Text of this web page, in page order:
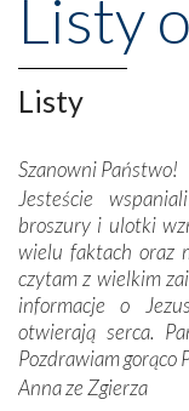
wznoszono na
niepodległość
misterna
wspaniałe
budowniczych.
Podążyliśmy też
dos Santos oraz
Modliliśmy się
Krzyżową w ich
domy, w których
W miejscu
Listy
Listy
Szanowni Państwo!
Jesteście
broszury i ulotki
wielu faktach oraz
czytam z wielkim
informacje o
otwierają serca.
Pozdrawiam gorąco
Anna ze Zgierza